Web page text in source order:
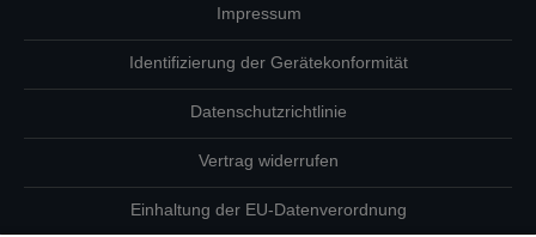
Impressum
Identifizierung der Gerätekonformität
Datenschutzrichtlinie
Vertrag widerrufen
Einhaltung der EU-Datenverordnung